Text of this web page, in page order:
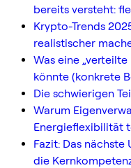
bereits versteht:
Krypto-Trends
realistischer
Was eine
könnte (konkrete
Die schwierigen
Warum
Energieflexibilität
Fazit: Das nächste
die